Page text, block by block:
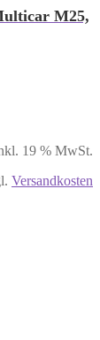
M25,
19 % MwSt.
Versandkosten